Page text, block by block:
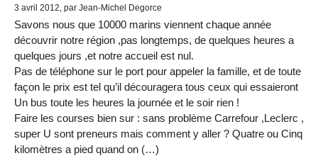
3 avril 2012, par Jean-Michel Degorce
Savons nous que 10000 marins viennent chaque année
découvrir notre région ,pas longtemps, de quelques heures a
quelques jours ,et notre accueil est nul.
Pas de téléphone sur le port pour appeler la famille, et de toute
façon le prix est tel qu’il découragera tous ceux qui essaieront
Un bus toute les heures la journée et le soir rien !
Faire les courses bien sur : sans problème Carrefour ,Leclerc ,
super U sont preneurs mais comment y aller ? Quatre ou Cinq
kilomètres a pied quand on (…)